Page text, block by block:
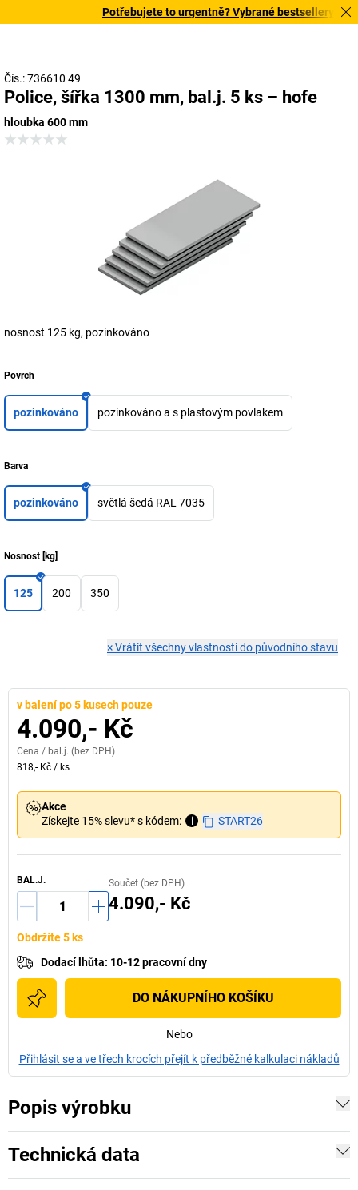
Potřebujete to urgentně? Vybrané bestsellery
Čís.: 736610 49
Police, šířka 1300 mm, bal.j. 5 ks – hofe
hloubka 600 mm
nosnost 125 kg, pozinkováno
Povrch
pozinkováno pozinkováno a s plastovým povlakem
Barva
pozinkováno světlá šedá RAL 7035
Nosnost [kg]
125 200 350
×Vrátit všechny vlastnosti do původního stavu
v balení po 5 kusech pouze
4.090,- Kč
Cena / bal.j. (bez DPH)
818,- Kč / ks
Akce
Získejte 15% slevu* s kódem:
i START26
BAL.J. Součet (bez DPH)
4.090,- Kč
Obdržíte 5 ks
Dodací lhůta: 10-12 pracovní dny
DO NÁKUPNÍHO KOŠÍKU
Nebo
Přihlásit se a ve třech krocích přejít k předběžné kalkulaci nákladů
Popis výrobku
Technická data